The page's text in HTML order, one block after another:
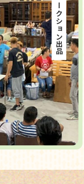
海外オークション出品